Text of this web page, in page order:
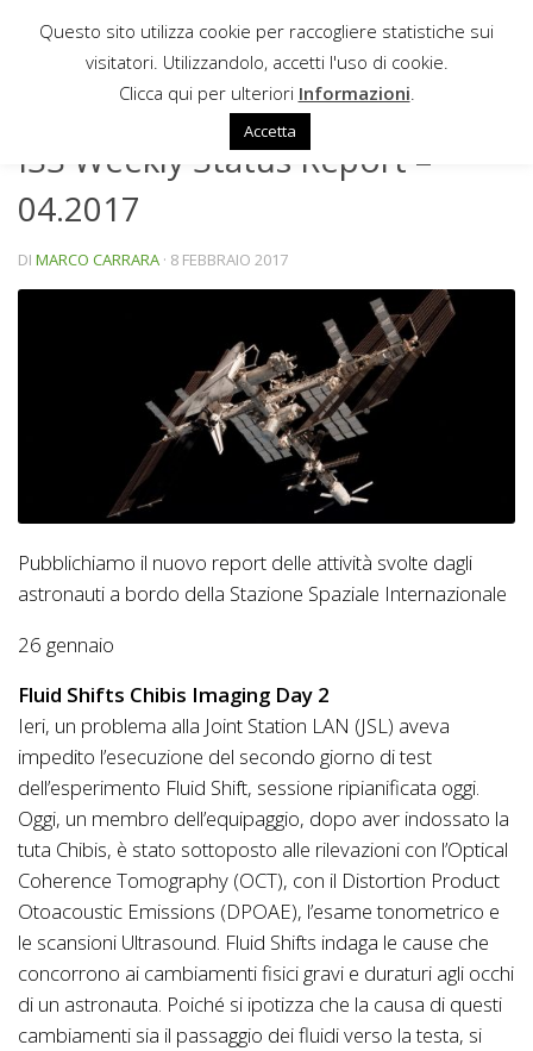
Sotto il contenuto
ISS Weekly Status Report –
04.2017
DI MARCO CARRARA · 8 FEBBRAIO 2017
Pubblichiamo il nuovo report delle attività svolte dagli
astronauti a bordo della Stazione Spaziale Internazionale
26 gennaio
Fluid Shifts Chibis Imaging Day 2
Ieri, un problema alla Joint Station LAN (JSL) aveva
impedito l’esecuzione del secondo giorno di test
dell’esperimento Fluid Shift, sessione ripianificata oggi.
Oggi, un membro dell’equipaggio, dopo aver indossato la
tuta Chibis, è stato sottoposto alle rilevazioni con l’Optical
Coherence Tomography (OCT), con il Distortion Product
Otoacoustic Emissions (DPOAE), l’esame tonometrico e
le scansioni Ultrasound. Fluid Shifts indaga le cause che
concorrono ai cambiamenti fisici gravi e duraturi agli occhi
di un astronauta. Poiché si ipotizza che la causa di questi
cambiamenti sia il passaggio dei fluidi verso la testa, si
Questo sito utilizza cookie per raccogliere statistiche sui
visitatori. Utilizzandolo, accetti l'uso di cookie.
Clicca qui per ulteriori Informazioni
Accetta